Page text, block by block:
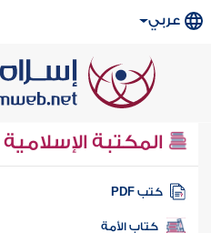
عربي
المكتبة الإسلامية
كتب PDF